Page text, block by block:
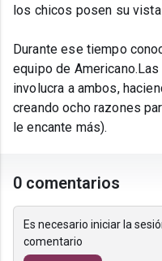
los chicos posen su
Durante ese tiempo
equipo de
involucra a ambos,
creando ocho razones
le encante más).
0 comentarios
Es necesario iniciar la
comentario